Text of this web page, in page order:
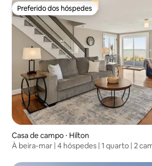
Preferido dos hóspedes
Preferido dos hóspedes
Casa de campo ⋅ Hilton
À beira-mar | 4 hóspedes | 1 quarto | 2